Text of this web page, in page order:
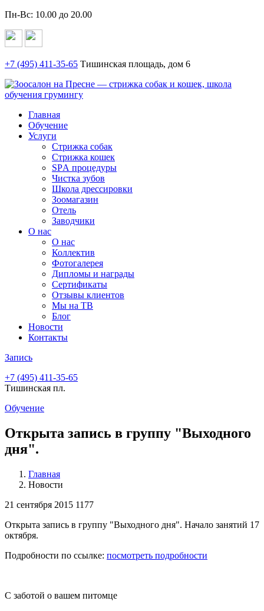
Пн-Вс: 10.00 до 20.00
+7 (495) 411-35-65 Тишинская площадь, дом 6
Главная
Обучение
Услуги
Стрижка собак
Стрижка кошек
SPА процедуры
Чистка зубов
Школа дрессировки
Зоомагазин
Отель
Заводчики
О нас
О нас
Коллектив
Фотогалерея
Дипломы и награды
Сертификаты
Отзывы клиентов
Мы на ТВ
Блог
Новости
Контакты
Запись
+7 (495) 411-35-65
Тишинская пл.
Обучение
Открыта запись в группу "Выходного
дня".
Главная
Новости
21 сентября 2015 1177
Открыта запись в группу "Выходного дня". Начало занятий 17
октября.
Подробности по ссылке: посмотреть подробности
С заботой о вашем питомце